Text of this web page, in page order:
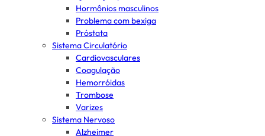
Hormônios masculinos
Problema com bexiga
Próstata
Sistema Circulatório
Cardiovasculares
Coagulação
Hemorróidas
Trombose
Varizes
Sistema Nervoso
Alzheimer